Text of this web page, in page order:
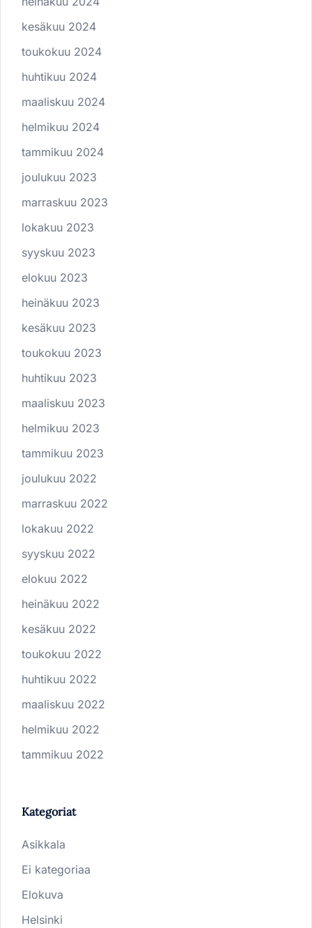
kesäkuu 2024
toukokuu 2024
huhtikuu 2024
maaliskuu 2024
helmikuu 2024
tammikuu 2024
joulukuu 2023
marraskuu 2023
lokakuu 2023
syyskuu 2023
elokuu 2023
heinäkuu 2023
kesäkuu 2023
toukokuu 2023
huhtikuu 2023
maaliskuu 2023
helmikuu 2023
tammikuu 2023
joulukuu 2022
marraskuu 2022
lokakuu 2022
syyskuu 2022
elokuu 2022
heinäkuu 2022
kesäkuu 2022
toukokuu 2022
huhtikuu 2022
maaliskuu 2022
helmikuu 2022
tammikuu 2022
Kategoriat
Asikkala
Ei kategoriaa
Elokuva
Helsinki